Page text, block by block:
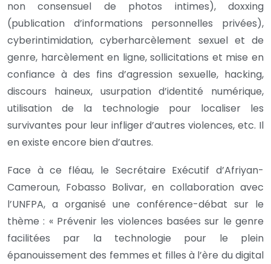
non consensuel de photos intimes), doxxing
(publication d’informations personnelles privées),
cyberintimidation, cyberharcèlement sexuel et de
genre, harcèlement en ligne, sollicitations et mise en
confiance à des fins d’agression sexuelle, hacking,
discours haineux, usurpation d’identité numérique,
utilisation de la technologie pour localiser les
survivantes pour leur infliger d’autres violences, etc. Il
en existe encore bien d’autres.
Face à ce fléau, le Secrétaire Exécutif d’Afriyan-
Cameroun, Fobasso Bolivar, en collaboration avec
l’UNFPA, a organisé une conférence-débat sur le
thème : « Prévenir les violences basées sur le genre
facilitées par la technologie pour le plein
épanouissement des femmes et filles à l’ère du digital